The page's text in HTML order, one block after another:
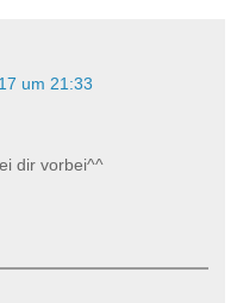
um 21:33
dir vorbei^^